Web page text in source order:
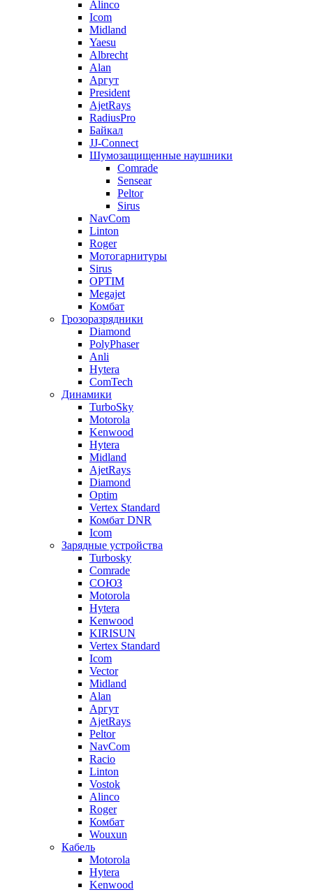
Alinco
Icom
Midland
Yaesu
Albrecht
Alan
Аргут
President
AjetRays
RadiusPro
Байкал
JJ-Connect
Шумозащищенные наушники
Comrade
Sensear
Peltor
Sirus
NavCom
Linton
Roger
Мотогарнитуры
Sirus
OPTIM
Megajet
Комбат
Грозоразрядники
Diamond
PolyPhaser
Anli
Hytera
ComTech
Динамики
TurboSky
Motorola
Kenwood
Hytera
Midland
AjetRays
Diamond
Optim
Vertex Standard
Комбат DNR
Icom
Зарядные устройства
Turbosky
Comrade
СОЮЗ
Motorola
Hytera
Kenwood
KIRISUN
Vertex Standard
Icom
Vector
Midland
Alan
Аргут
AjetRays
Peltor
NavCom
Racio
Linton
Vostok
Alinco
Roger
Комбат
Wouxun
Кабель
Motorola
Hytera
Kenwood